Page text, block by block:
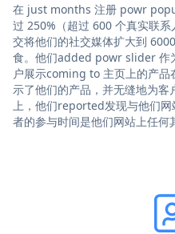
在 just months 注册 powr
过 250%（超过 600 个真实联
交将他们的社交媒体扩大到
食。他们added powr slider 作
户展示coming to 主页上的产品
示了他们的产品，并无缝地为
上，他们reported发现与他们
者的参与时间是他们网站上任何